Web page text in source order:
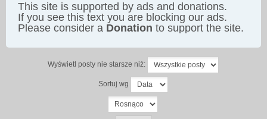
This site is supported by ads and donations.
If you see this text you are blocking our ads.
Please consider a Donation to support the site.
Wyświetl posty nie starsze niż:
Sortuj wg